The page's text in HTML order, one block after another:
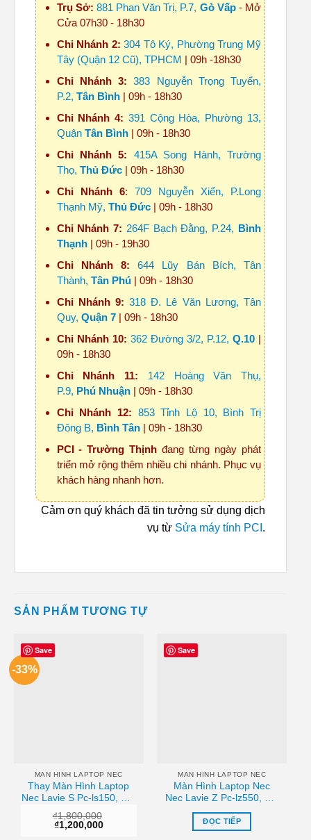
Trụ Sở: 881 Phan Văn Trị, P.7, Gò Vấp- Mở
Cửa 07h30 - 18h30
Chi Nhánh 2: 304 Tô Ký, Phường Trung Mỹ
Tây (Quận 12 Cũ), TPHCM | 09h -18h30
Chi Nhánh 3:
383 Nguyễn Trọng Tuyển,
P.2, Tân Bình| 09h - 18h30
Chi Nhánh 4: 391 Cộng Hòa, Phường 13,
Quận Tân Bình| 09h - 18h30
Chi Nhánh 5:
415A Song Hành, Trường
Thọ, Thủ Đức| 09h - 18h30
Chi Nhánh 6: 709 Nguyễn Xiển, P.Long
Thạnh Mỹ, Thủ Đức| 09h - 18h30
Chi Nhánh 7: 264F Bạch Đằng, P.24, Bình
Thạnh| 09h - 19h30
Chi Nhánh 8:
644 Lũy Bán Bích, Tân
Thành, Tân Phú| 09h - 18h30
Chi Nhánh 9: 318 Đ. Lê Văn Lương, Tân
Quy, Quận 7| 09h - 18h30
Chi Nhánh 10: 362 Đường 3/2, P.12, Q.10|
09h - 18h30
Chi Nhánh 11:
142 Hoàng Văn Thụ,
P.9, Phú Nhuận| 09h - 18h30
Chi Nhánh 12: 853 Tỉnh Lộ 10, Bình Trị
Đông B, Bình Tân| 09h - 18h30
PCI - Trường Thịnh đang từng ngày phát
triển mở rộng thêm nhiều chi nhánh. Phục vụ
khách hàng nhanh hơn.
Cảm ơn quý khách đã tin tưởng sử dụng dịch
vụ từ Sửa máy tính PCI .
SẢN PHẨM TƯƠNG TỰ
Save
-33%
MAN HINH LAPTOP NEC
Thay Màn Hình Laptop
Nec Lavie S Pc-ls150, Pc-
Lấy Liền Tại Chỗ
₫1,800,000
Giá
₫1,200,000Giá
Save
MAN HINH LAPTOP NEC
Màn Hình Laptop Nec
Nec Lavie Z Pc-lz550, Pc-
Trung Tâm Thay Thế Lấy
Ngay
ĐỌC TIẾP